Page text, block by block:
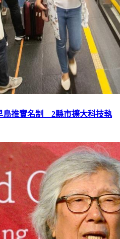
鳥推實名制 2縣市擴大科技執